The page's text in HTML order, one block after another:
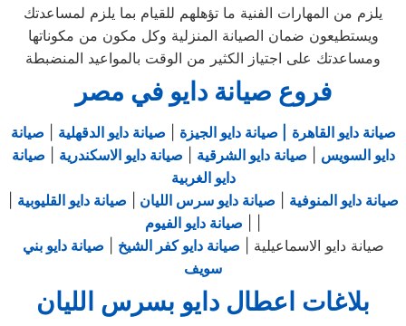
يلزم من المهارات الفنية ما تؤهلهم للقيام بما يلزم لمساعدتك
ويستطيعون ضمان الصيانة المنزلية وكل مكون من مكوناتها
ومساعدتك على اجتياز الكثير من الوقت بالمواعيد المنضبطة
فروع صيانة دايو في مصر
صيانة دايو القاهرة | صيانة دايو الجيزة صيانة دايو الدقهلية
صيانة
دايو السويس
صيانة دايو الشرقية صيانة دايو الاسكندرية
صيانة
دايو الغربية
صيانة دايو المنوفية صيانة دايو سرس الليان
صيانة دايو القليوبية
صيانة دايو الفيوم
صيانة دايو الاسماعيلية | صيانة دايو كفر الشيخ
صيانة دايو بني
سويف
بلاغات اعطال دايو بسرس الليان